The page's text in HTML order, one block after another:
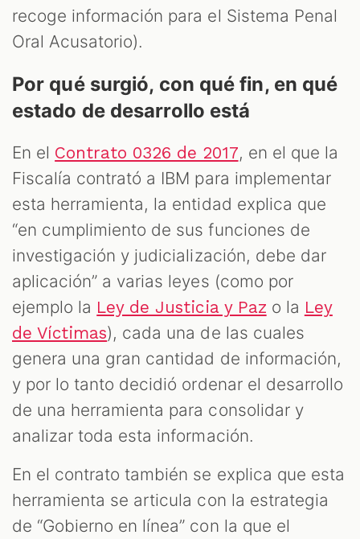
recoge información para el Sistema Penal
Oral Acusatorio).
Por qué surgió, con qué fin, en qué
estado de desarrollo está
En el Contrato 0326 de 2017, en el que la
Fiscalía contrató a IBM para implementar
esta herramienta, la entidad explica que
“en cumplimiento de sus funciones de
investigación y judicialización, debe dar
aplicación” a varias leyes (como por
ejemplo la Ley de Justicia y Paz o la Ley
de Víctimas), cada una de las cuales
genera una gran cantidad de información,
y por lo tanto decidió ordenar el desarrollo
de una herramienta para consolidar y
analizar toda esta información.
En el contrato también se explica que esta
herramienta se articula con la estrategia
de “Gobierno en línea” con la que el